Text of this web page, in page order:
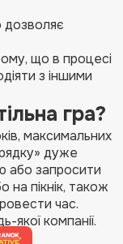
дозволяє
що в процесі
з іншими
гра?
максимальних
дуже
або запросити
на пікнік, також
час.
якої компанії.